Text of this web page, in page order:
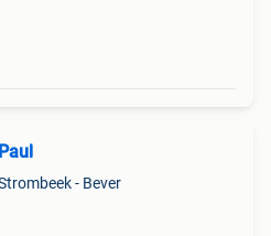
Paul
- Bever